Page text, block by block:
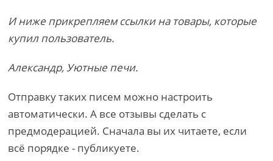
И ниже прикрепляем ссылки на товары, которые
купил пользователь.
Александр, Уютные печи.
Отправку таких писем можно настроить
автоматически. А все отзывы сделать с
предмодерацией. Сначала вы их читаете, если
всё порядке - публикуете.